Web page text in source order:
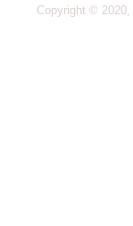
Copyright © 2020,